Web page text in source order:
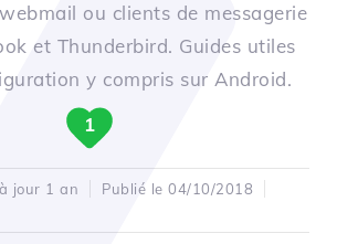
ou clients de messagerie
et Thunderbird. Guides utiles
y compris sur Android.
1
jour 1 an
Publié le 04/10/2018